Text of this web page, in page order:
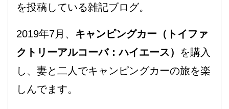
を投稿している雑記ブログ。
2019年7月、 キャンピングカー（トイファ
クトリーアルコーバ：ハイエース） を購入
し、妻と二人でキャンピングカーの旅を楽
しんでます。